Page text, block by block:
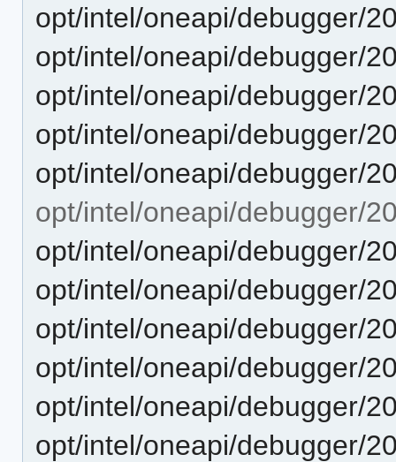
opt/intel/oneapi/debugger/
opt/intel/oneapi/debugger/
opt/intel/oneapi/debugger/
opt/intel/oneapi/debugger/
opt/intel/oneapi/debugger/
opt/intel/oneapi/debugger/
opt/intel/oneapi/debugger/
opt/intel/oneapi/debugger/
opt/intel/oneapi/debugger/
opt/intel/oneapi/debugger/
opt/intel/oneapi/debugger/
opt/intel/oneapi/debugger/